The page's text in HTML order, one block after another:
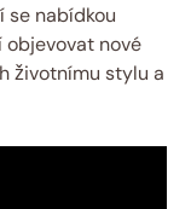
se nabídkou
nové
životnímu stylu a